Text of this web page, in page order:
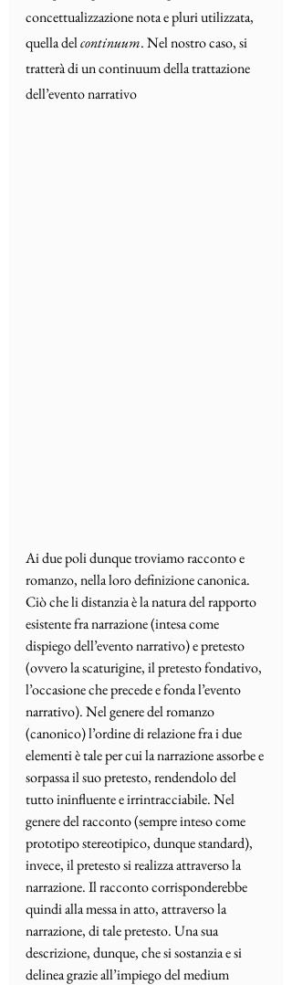
concettualizzazione nota e pluri utilizzata,
quella del continuum. Nel nostro caso, si
tratterà di un continuum della trattazione
dell’evento narrativo
Ai due poli dunque troviamo racconto e
romanzo, nella loro definizione canonica.
Ciò che li distanzia è la natura del rapporto
esistente fra narrazione (intesa come
dispiego dell’evento narrativo) e pretesto
(ovvero la scaturigine, il pretesto fondativo,
l’occasione che precede e fonda l’evento
narrativo). Nel genere del romanzo
(canonico) l’ordine di relazione fra i due
elementi è tale per cui la narrazione assorbe e
sorpassa il suo pretesto, rendendolo del
tutto ininfluente e irrintracciabile. Nel
genere del racconto (sempre inteso come
prototipo stereotipico, dunque standard),
invece, il pretesto si realizza attraverso la
narrazione. Il racconto corrisponderebbe
quindi alla messa in atto, attraverso la
narrazione, di tale pretesto. Una sua
descrizione, dunque, che si sostanzia e si
delinea grazie all’impiego del medium